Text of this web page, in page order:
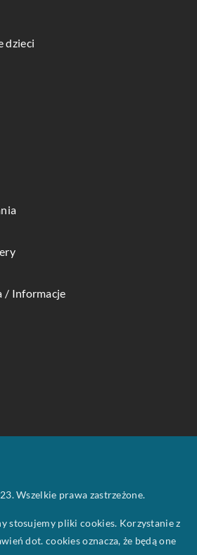
dzieci
/ Informacje
Wszelkie prawa zastrzeżone.
stosujemy pliki cookies. Korzystanie z
dot. cookies oznacza, że będą one